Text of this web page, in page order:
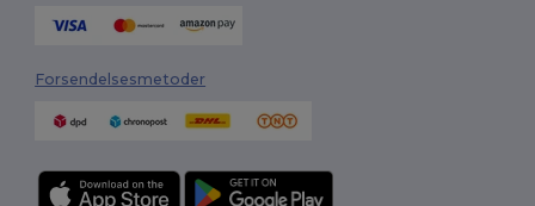
Forsendelsesmetoder